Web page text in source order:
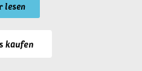
lesen
kaufen